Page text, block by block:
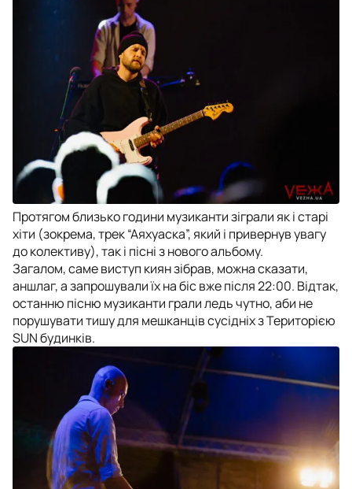
Протягом близько години музиканти зіграли як і старі
хіти (зокрема, трек “Аяхуаска”, який і привернув увагу
до колективу), так і пісні з нового альбому.
Загалом, саме виступ киян зібрав, можна сказати,
аншлаг, а запрошували їх на біс вже після 22:00. Відтак,
останню пісню музиканти грали ледь чутно, аби не
порушувати тишу для мешканців сусідніх з Територією
SUN будинків.